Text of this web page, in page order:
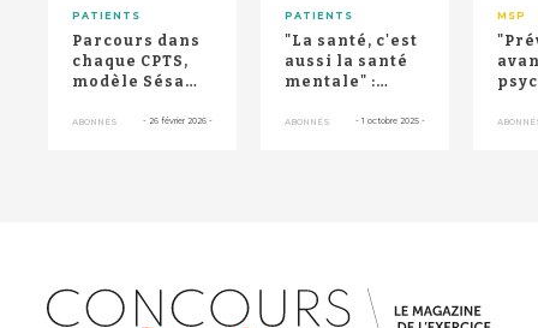
PATIENTS
Parcours dans
chaque CPTS,
modèle Sésame
en psychiatri...
ABONNÉS - 26 février 2026 -
PATIENTS
"La santé, c'est
aussi la santé
mentale" :
France lance...
ABONNÉS - 1 octobre 2025 -
MSP